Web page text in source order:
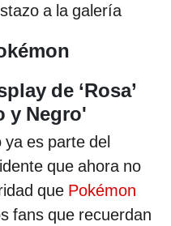
a la galería
de ‘Rosa’
y Negro'
ya es parte del
que ahora no
que Pokémon
fans que recuerdan